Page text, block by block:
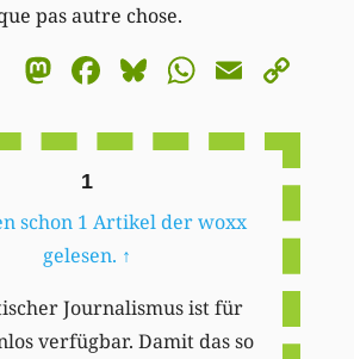
pas autre chose.
Mastodon
Facebook
BlueskyEmail
1
schon 1 Artikel der woxx
gelesen. ↑
Journalismus ist für
verfügbar. Damit das so